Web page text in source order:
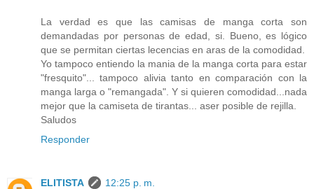
La verdad es que las camisas de manga corta son
demandadas por personas de edad, si. Bueno, es lógico
que se permitan ciertas lecencias en aras de la comodidad.
Yo tampoco entiendo la mania de la manga corta para estar
"fresquito"... tampoco alivia tanto en comparación con la
manga larga o "remangada". Y si quieren comodidad...nada
mejor que la camiseta de tirantas... aser posible de rejilla.
Saludos
Responder
ELITISTA
12:25 p. m.